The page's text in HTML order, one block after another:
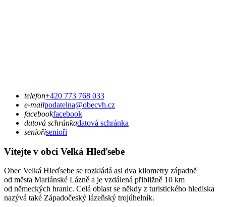
telefon+420 773 768 033
e-mailpodatelna@obecvh.cz
facebookfacebook
datová schránkadatová schránka
seniořisenioři
Vítejte v obci Velká Hleďsebe
Obec Velká Hleďsebe se rozkládá asi dva kilometry západně
od města Mariánské Lázně a je vzdálená přibližně 10 km
od německých hranic. Celá oblast se někdy z turistického hlediska
nazývá také Západočeský lázeňský trojúhelník.